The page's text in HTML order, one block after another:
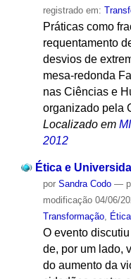
registrado em:
Práticas como
requentamento
desvios de
mesa-redonda
nas Ciências e
organizado pela
Localizado em
2012
Ética e
por Sandra Codo —
modificação04/06/
Transformação, Ética
O evento
de, por um lado,
do aumento da